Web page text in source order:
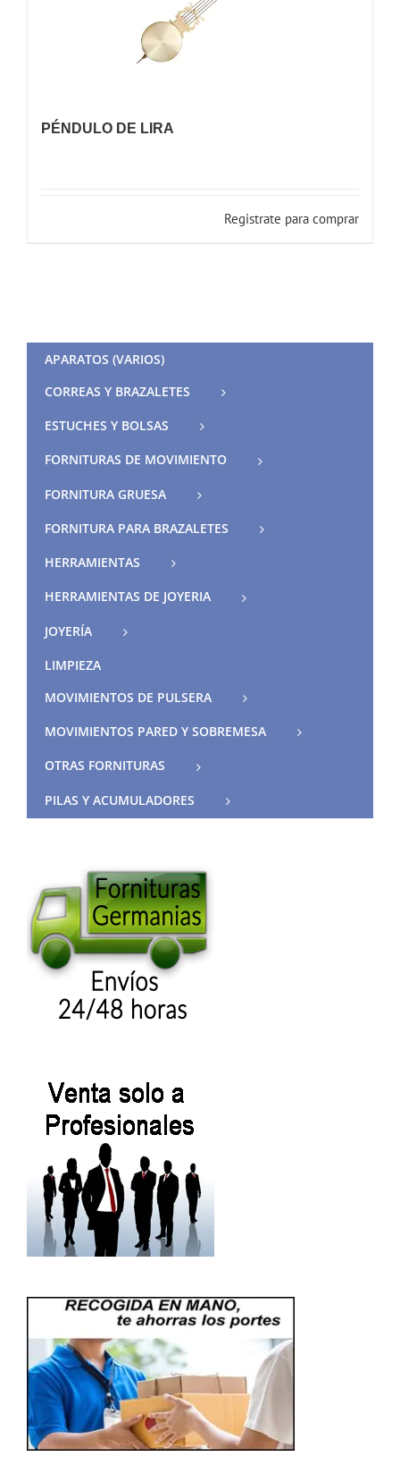
PÉNDULO DE LIRA
Registrate para comprar
APARATOS (VARIOS)
CORREAS Y BRAZALETES
ESTUCHES Y BOLSAS
FORNITURAS DE MOVIMIENTO
FORNITURA GRUESA
FORNITURA PARA BRAZALETES
HERRAMIENTAS
HERRAMIENTAS DE JOYERIA
JOYERÍA
LIMPIEZA
MOVIMIENTOS DE PULSERA
MOVIMIENTOS PARED Y SOBREMESA
OTRAS FORNITURAS
PILAS Y ACUMULADORES